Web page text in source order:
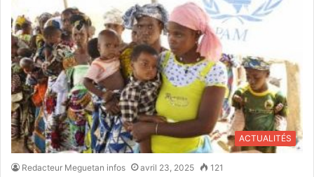
ACTUALITÉS
Redacteur Meguetan infos avril 23, 2025 121